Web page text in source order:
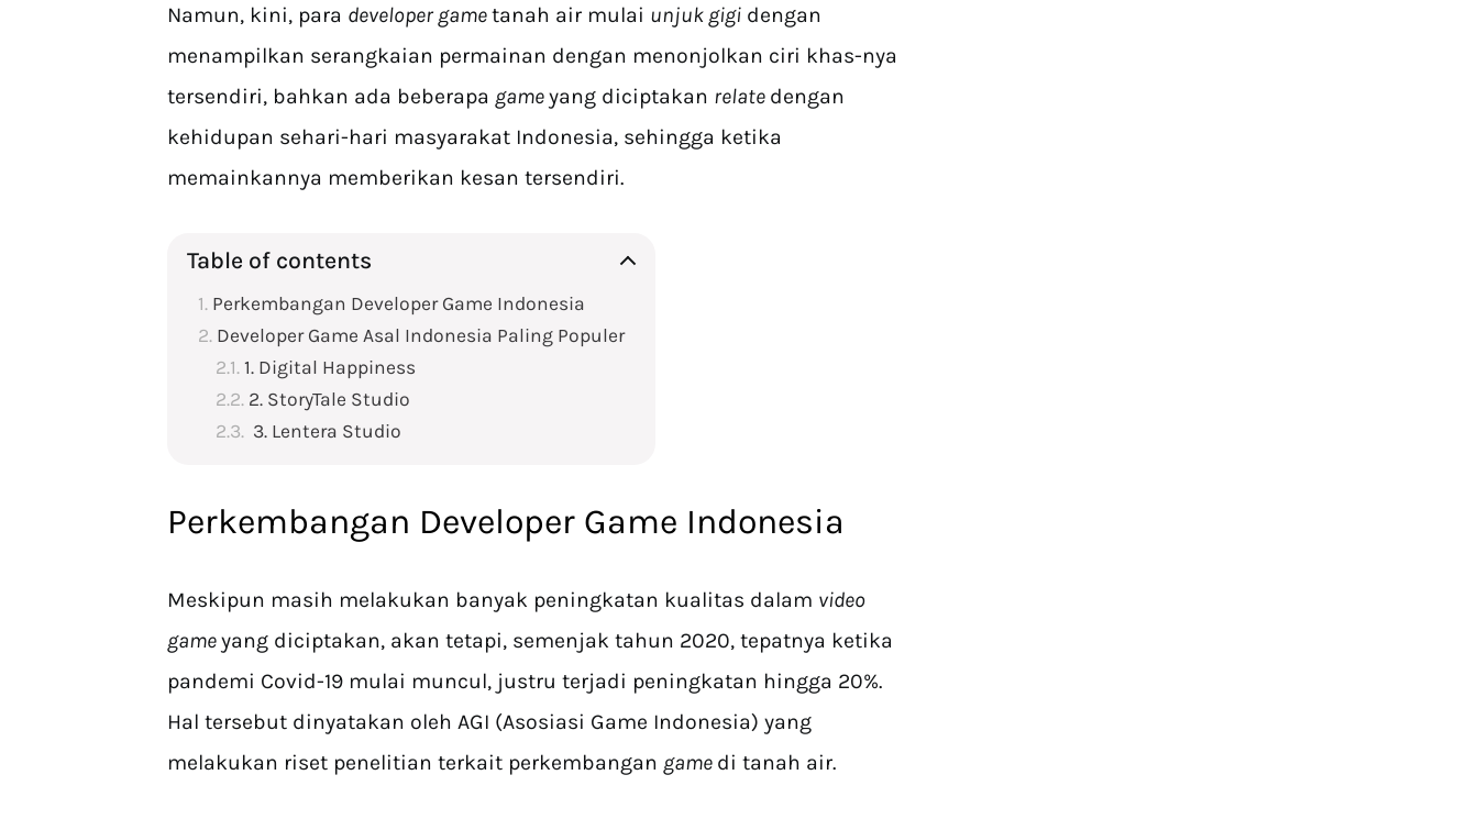
Namun, kini, para developer gametanah air mulai unjuk gigi dengan
menampilkan serangkaian permainan dengan menonjolkan ciri khas-nya
tersendiri, bahkan ada beberapa gameyang diciptakan relate dengan
kehidupan sehari-hari masyarakat Indonesia, sehingga ketika
memainkannya memberikan kesan tersendiri.
Table of contents
Perkembangan Developer Game Indonesia
Developer Game Asal Indonesia Paling Populer
1. Digital Happiness
2. StoryTale Studio
3. Lentera Studio
Perkembangan Developer Game Indonesia
Meskipun masih melakukan banyak peningkatan kualitas dalam video
gameyang diciptakan, akan tetapi, semenjak tahun 2020, tepatnya ketika
pandemi Covid-19 mulai muncul, justru terjadi peningkatan hingga 20%.
Hal tersebut dinyatakan oleh AGI (Asosiasi Game Indonesia) yang
melakukan riset penelitian terkait perkembangan game di tanah air.